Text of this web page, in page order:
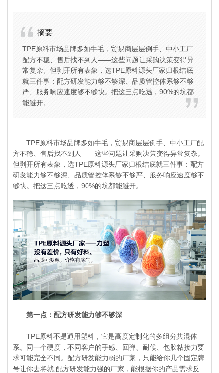
摘要
TPE原料市场品牌多如牛毛，贸易商层层倒手、中小工厂
配方不稳、售后找不到人——这些问题让采购决策变得异
常复杂。但剥开所有表象，选TPE原料源头厂家归根结底
就三件事：配方研发能力够不够深、品质管控体系够不够
严、服务响应速度够不够快。把这三点吃透，90%的坑都
能避开。
TPE原料市场品牌多如牛毛，贸易商层层倒手、中小工厂配
方不稳、售后找不到人——这些问题让采购决策变得异常复杂。
但剥开所有表象，选TPE原料源头厂家归根结底就三件事：配方
研发能力够不够深、品质管控体系够不够严、服务响应速度够不
够快。把这三点吃透，90%的坑都能避开。
第一点：配方研发能力够不够深
TPE原料不是通用塑料，它是高度定制化的多组分共混体
系。同一个硬度，不同客户的手感、回弹、耐候、包胶粘接力要
求可能完全不同。配方研发能力弱的厂家，只能给你几个固定牌
号让你去将就;配方研发能力强的厂家，能根据你的产品需求反